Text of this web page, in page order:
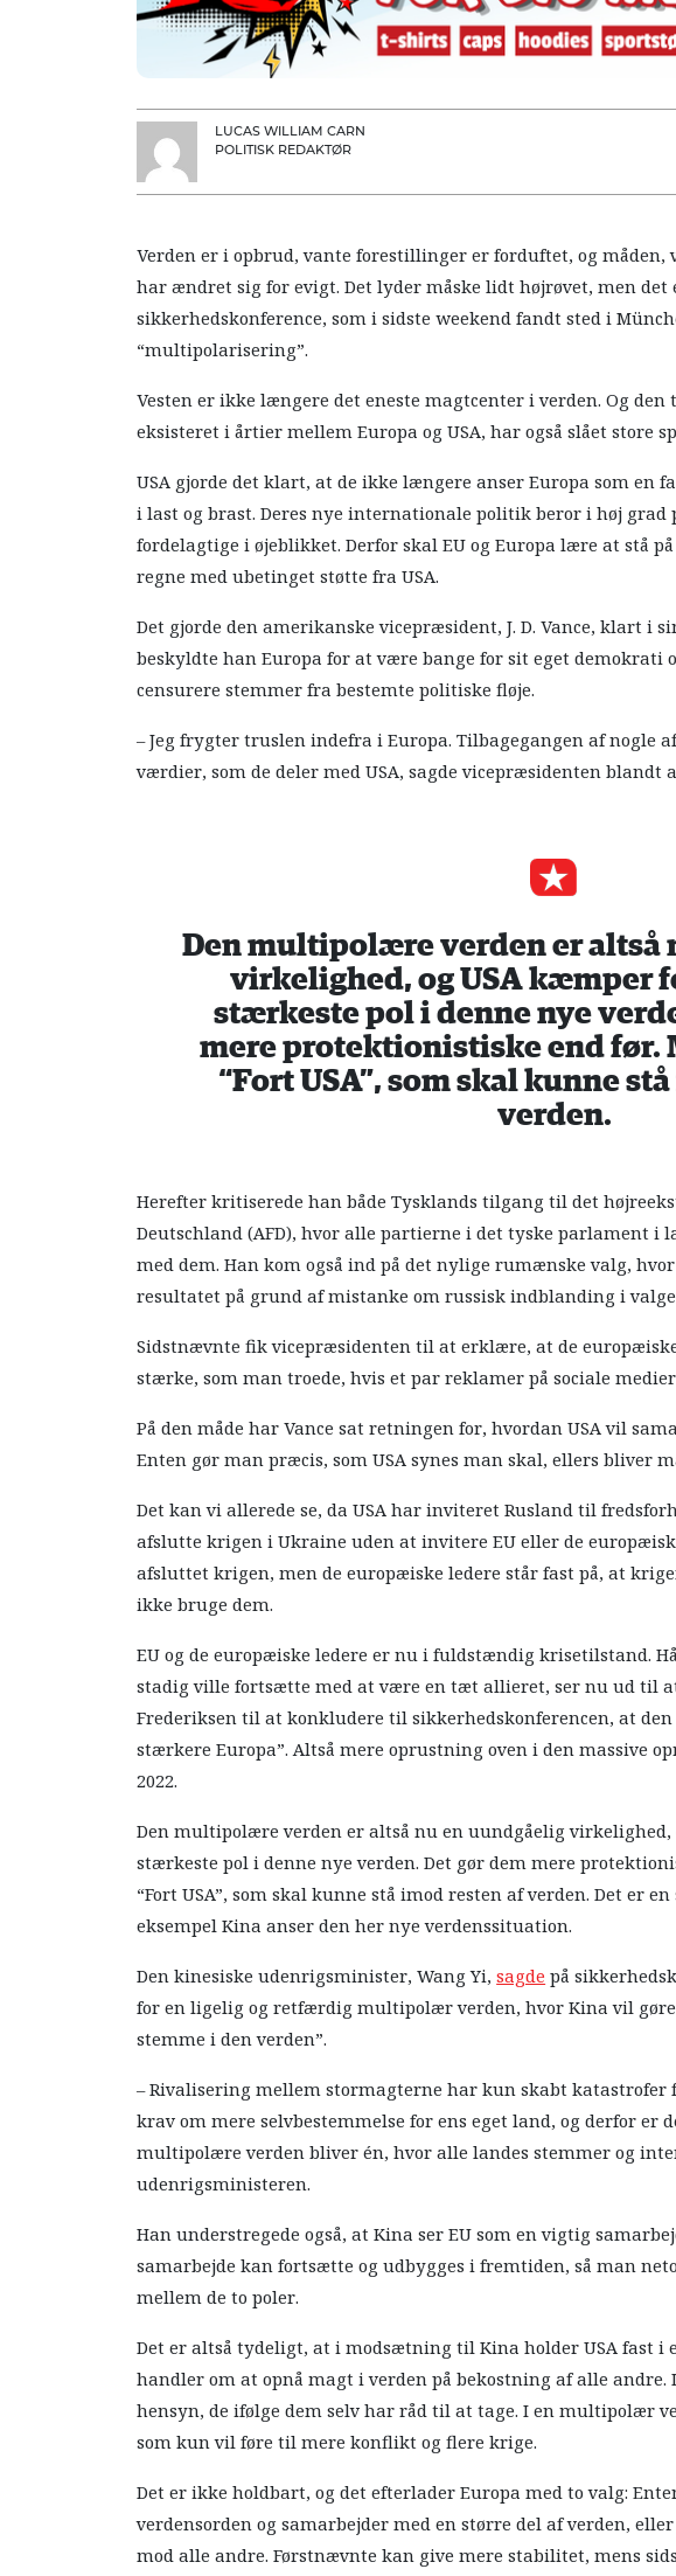
LUCAS WILLIAM CARN
POLITISK REDAKTØR
Verden er i opbrud, vante forestillinger er forduftet, og
har ændret sig for evigt. Det lyder måske lidt højrøvet, men det
sikkerhedskonference, som i sidste weekend fandt sted i
“multipolarisering”.
Vesten er ikke længere det eneste magtcenter i verden. Og
eksisteret i årtier mellem Europa og USA, har også slået store
USA gjorde det klart, at de ikke længere anser Europa som en
i last og brast. Deres nye internationale politik beror i høj grad
fordelagtige i øjeblikket. Derfor skal EU og Europa lære at stå
regne med ubetinget støtte fra USA.
Det gjorde den amerikanske vicepræsident, J. D. Vance, klart i
beskyldte han Europa for at være bange for sit eget demokrati
censurere stemmer fra bestemte politiske fløje.
– Jeg frygter truslen indefra i Europa. Tilbagegangen af nogle
værdier, som de deler med USA, sagde vicepræsidenten blandt
Den multipolære verden er altså
virkelighed, og USA kæmper
stærkeste pol i denne nye
mere protektionistiske end før.
“Fort USA”, som skal kunne
verden.
Herefter kritiserede han både Tysklands tilgang til det
Deutschland (AFD), hvor alle partierne i det tyske parlament i
med dem. Han kom også ind på det nylige rumænske valg,
resultatet på grund af mistanke om russisk indblanding i
Sidstnævnte fik vicepræsidenten til at erklære, at de
stærke, som man troede, hvis et par reklamer på sociale
På den måde har Vance sat retningen for, hvordan USA vil
Enten gør man præcis, som USA synes man skal, ellers bliver
Det kan vi allerede se, da USA har inviteret Rusland til
afslutte krigen i Ukraine uden at invitere EU eller de
afsluttet krigen, men de europæiske ledere står fast på, at
ikke bruge dem.
EU og de europæiske ledere er nu i fuldstændig krisetilstand.
stadig ville fortsætte med at være en tæt allieret, ser nu ud til
Frederiksen til at konkludere til sikkerhedskonferencen, at
stærkere Europa”. Altså mere oprustning oven i den massive
2022.
Den multipolære verden er altså nu en uundgåelig
stærkeste pol i denne nye verden. Det gør dem mere
“Fort USA”, som skal kunne stå imod resten af verden. Det er
eksempel Kina anser den her nye verdenssituation.
Den kinesiske udenrigsminister, Wang Yi,sagde på
for en ligelig og retfærdig multipolær verden, hvor Kina vil
stemme i den verden”.
– Rivalisering mellem stormagterne har kun skabt katastrofer
krav om mere selvbestemmelse for ens eget land, og derfor er
multipolære verden bliver én, hvor alle landes stemmer og
udenrigsministeren.
Han understregede også, at Kina ser EU som en vigtig
samarbejde kan fortsætte og udbygges i fremtiden, så man
mellem de to poler.
Det er altså tydeligt, at i modsætning til Kina holder USA fast i
handler om at opnå magt i verden på bekostning af alle
hensyn, de ifølge dem selv har råd til at tage. I en multipolær
som kun vil føre til mere konflikt og flere krige.
Det er ikke holdbart, og det efterlader Europa med to valg:
verdensorden og samarbejder med en større del af verden,
mod alle andre. Førstnævnte kan give mere stabilitet, mens